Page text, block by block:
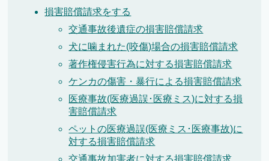
損害賠償請求をする
交通事故後遺症の損害賠償請求
犬に噛まれた(咬傷)場合の損害賠償請求
著作権侵害行為に対する損害賠償請求
ケンカの傷害・暴行による損害賠償請求
医療事故(医療過誤･医療ミス)に対する損
害賠償請求
ペットの医療過誤(医療ミス･医療事故)に
対する損害賠償請求
交通事故加害者に対する損害賠償請求